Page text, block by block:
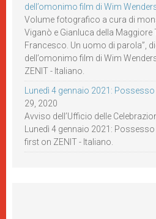
dell’omonimo film di Wim
Volume fotografico a cura di
Viganò e Gianluca della Maggiore
Francesco. Un uomo di parola”,
dell’omonimo film di Wim
ZENIT - Italiano.
Lunedì 4 gennaio 2021:
29, 2020
Avviso dell’Ufficio delle
Lunedì 4 gennaio 2021:
first on ZENIT - Italiano.